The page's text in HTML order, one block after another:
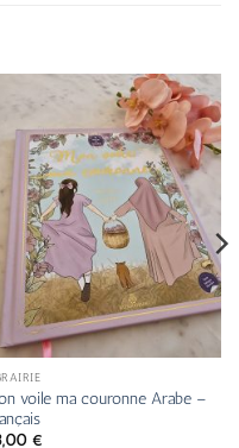
voile ma couronne Arabe –
€